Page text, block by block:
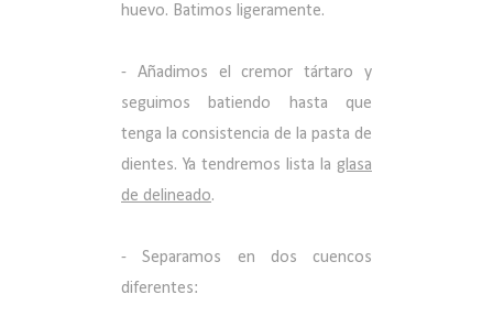
huevo. Batimos ligeramente.
- Añadimos el cremor tártaro y
seguimos batiendo hasta que
tenga la consistencia de la pasta de
dientes. Ya tendremos lista la glasa
de delineado.
- Separamos en dos cuencos
diferentes: